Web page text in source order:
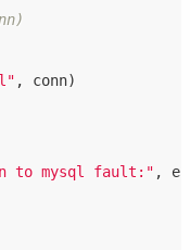
, conn)
to mysql fault:" ,